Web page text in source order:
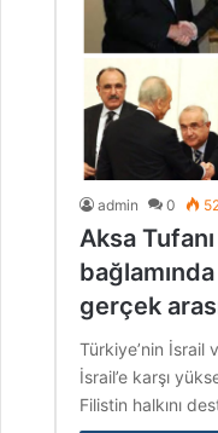
admin 0
Aksa
gerçek
Türkiye’nin İsrail
İsrail’e karşı
Filistin halkını